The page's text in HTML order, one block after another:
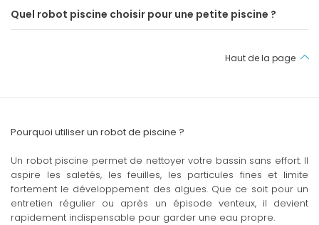
Quel robot piscine choisir pour une petite piscine ?
Haut de la page
Pourquoi utiliser un robot de piscine ?
Un robot piscine permet de nettoyer votre bassin sans effort. Il
aspire les saletés, les feuilles, les particules fines et limite
fortement le développement des algues. Que ce soit pour un
entretien régulier ou après un épisode venteux, il devient
rapidement indispensable pour garder une eau propre.